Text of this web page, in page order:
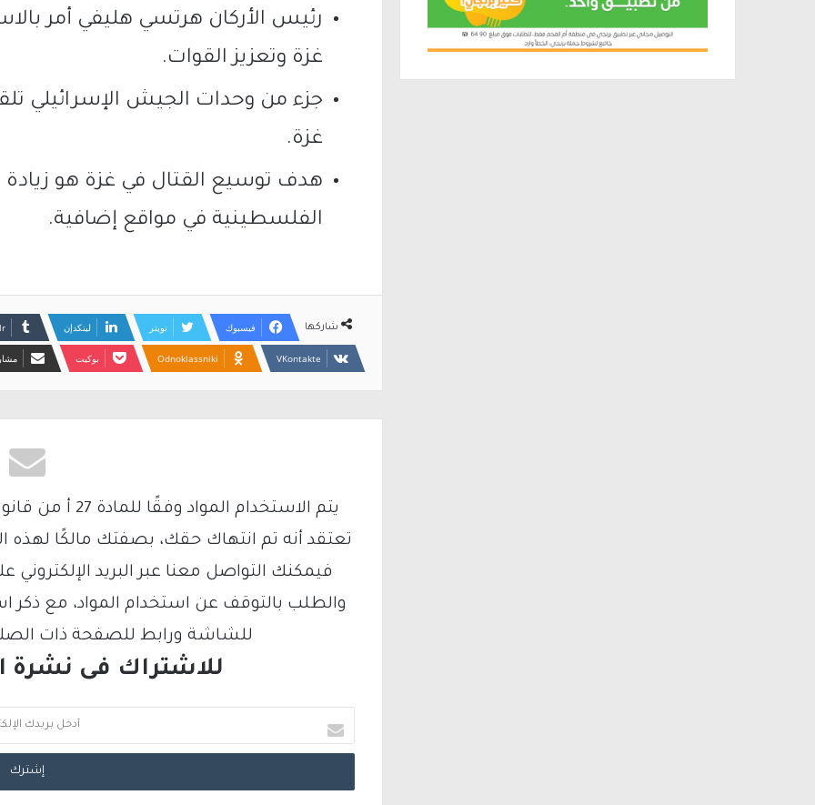
رئيس الأركان هرتسي هليفي أمر
غزة وتعزيز القوات.
جزء من وحدات الجيش الإسرائيلي
غزة.
هدف توسيع القتال في غزة هو
الفلسطينية في مواقع إضافية.
شاركها فيسبوك تويتر لينكدإن
Odnoklassniki بوكيت
تعتقد أنه تم انتهاك حقك، بصفتك مالكًا لهذه
والطلب بالتوقف عن استخدام المواد، مع
للشاشة ورابط للصفحة ذات
للاشتراك فى نشرة
د
خ